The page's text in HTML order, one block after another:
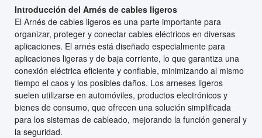
Introducción del Arnés de cables ligeros
El Arnés de cables ligeros es una parte importante para
organizar, proteger y conectar cables eléctricos en diversas
aplicaciones. El arnés está diseñado especialmente para
aplicaciones ligeras y de baja corriente, lo que garantiza una
conexión eléctrica eficiente y confiable, minimizando al mismo
tiempo el caos y los posibles daños. Los arneses ligeros
suelen utilizarse en automóviles, productos electrónicos y
bienes de consumo, que ofrecen una solución simplificada
para los sistemas de cableado, mejorando la función general y
la seguridad.